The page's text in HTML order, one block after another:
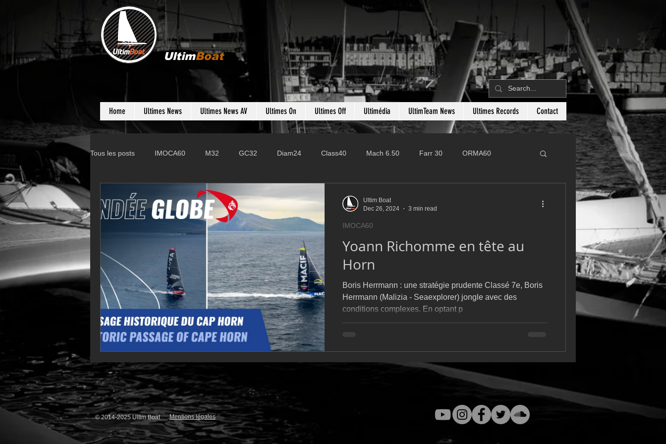
UltimBoat
Home Ultimes News Ultimes News AV Ultimes On Ultimes Off Ultimédia UltimTeam News Ultimes Records Contact
Tous les posts IMOCA60 M32 GC32 Diam24 Class40 Mach 6.50 Farr 30 ORMA60
Gunboat Farr 280
Class Rhum JMD54 Botin 52 Classe 50
TF35 Business AC75 Open 7.50
Yoann Richomme en tête au
Horn
Boris Herrmann : une stratégie prudente Classé 7e, Boris
Herrmann (Malizia - Seaexplorer) jongle avec des
conditions complexes. En optant p
IMOCA60
Ultim Boat
Dec 26, 2024
3 min read
© 2014-2025 Ultim Boat Mentions légales